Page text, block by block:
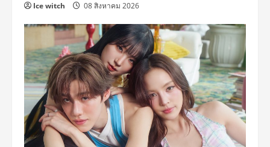
Ice witch 08 สิงหาคม 2026